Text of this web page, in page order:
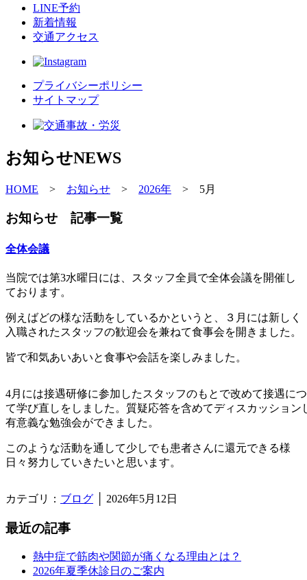
LINE予約
新着情報
交通アクセス
プライバシーポリシー
サイトマップ
お知らせNEWS
HOME > お知らせ > 2026年 > 5月
お知らせ 記事一覧
全体会議
当院では第3水曜日には、スタッフ全員で全体会議を開催し
ております。
例えばどの様な活動をしているかというと、３月には新しく
入職されたスタッフの歓迎会を兼ねて食事会を開きました。
皆で和気あいあいと食事や会話を楽しみました。
4月には接遇研修に参加したスタッフのもとで改めて接遇に
て学び直しをしました。質疑応答を含めてディスカッション
有意義な勉強会ができました。
このような活動を通して少しでも患者さんに還元できる様
日々努力していきたいと思います。
カテゴリ： ブログ 2026年5月12日
最近の記事
熱中症で筋肉や関節が痛くなる理由とは？
2026年夏季休診日のご案内